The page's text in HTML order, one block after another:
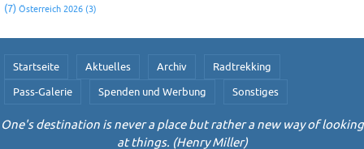
(7) Österreich 2026 (3)
Startseite Aktuelles Archiv
Radtrekking
Pass-Galerie
Spenden und Werbung Sonstiges
One's destination is never a place but rather a new way of looking
at things. (Henry Miller)